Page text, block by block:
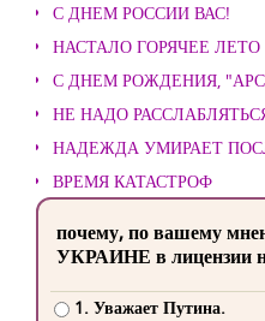
С ДНЕМ РОССИИ ВАС!
НАСТАЛО ГОРЯЧЕЕ ЛЕТО
С ДНЕМ РОЖДЕНИЯ,
НЕ НАДО
НАДЕЖДА УМИРАЕТ
ВРЕМЯ КАТАСТРОФ
почему, по вашему
УКРАИНЕ в лицензии
1. Уважает Путина.